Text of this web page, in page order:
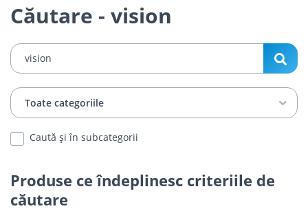
Căutare - vision
Caută și în subcategorii
Produse ce îndeplinesc criteriile de
căutare